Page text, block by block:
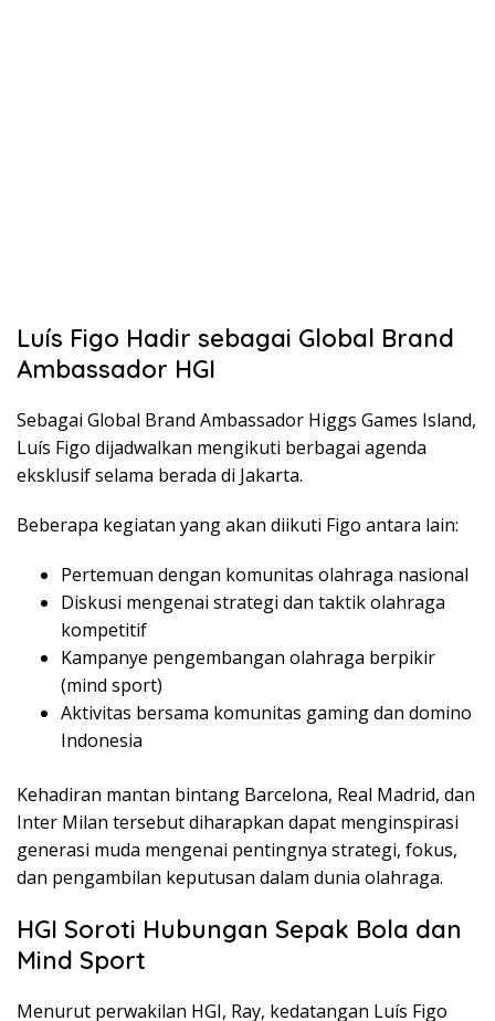
Luís Figo Hadir sebagai Global Brand
Ambassador HGI
Sebagai Global Brand Ambassador Higgs Games Island,
Luís Figo dijadwalkan mengikuti berbagai agenda
eksklusif selama berada di Jakarta.
Beberapa kegiatan yang akan diikuti Figo antara lain:
Pertemuan dengan komunitas olahraga nasional
Diskusi mengenai strategi dan taktik olahraga
kompetitif
Kampanye pengembangan olahraga berpikir
(mind sport)
Aktivitas bersama komunitas gaming dan domino
Indonesia
Kehadiran mantan bintang Barcelona, Real Madrid, dan
Inter Milan tersebut diharapkan dapat menginspirasi
generasi muda mengenai pentingnya strategi, fokus,
dan pengambilan keputusan dalam dunia olahraga.
HGI Soroti Hubungan Sepak Bola dan
Mind Sport
Menurut perwakilan HGI, Ray, kedatangan Luís Figo